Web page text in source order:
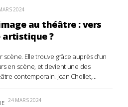
2024
au théâtre : vers
artistique ?
scène. Elle trouve grâce auprès d’un
en scène, et devient une des
contemporain. Jean Chollet,...
24 MARS 2024